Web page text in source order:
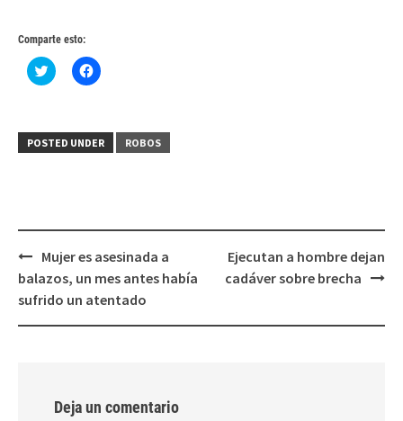
Comparte esto:
Haz
clic
(Se
abre
Haz
clic
(Se
abre
POSTED UNDER ROBOS
Post
navigation
Mujer es asesinada a
balazos, un mes antes había
sufrido un atentado
Ejecutan a hombre dejan
cadáver sobre brecha
Deja un comentario